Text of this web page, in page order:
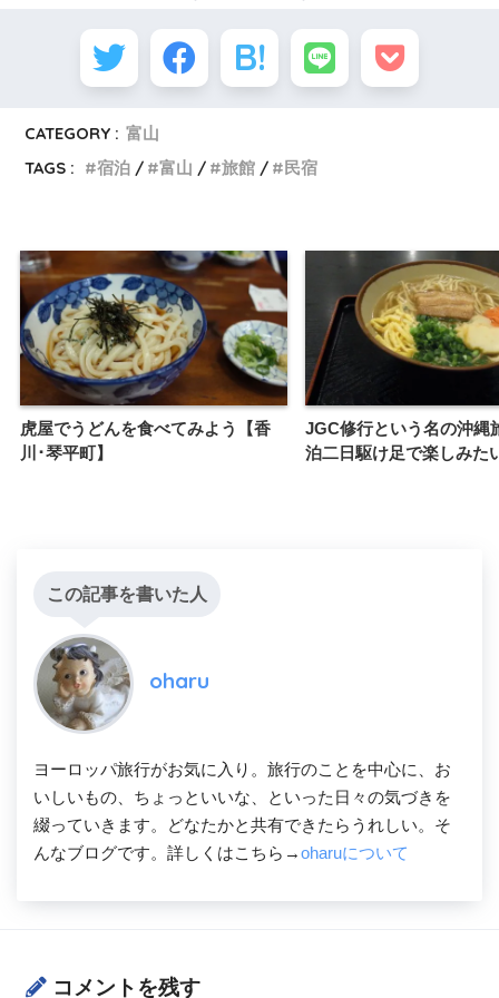
CATEGORY : 富山
TAGS :
宿泊 富山 旅館 民宿
虎屋でうどんを食べてみよう【香
川･琴平町】
JGC修行という名の沖縄
泊二日駆け足で楽しみた
この記事を書いた人
oharu
ヨーロッパ旅行がお気に入り。旅行のことを中心に、お
いしいもの、ちょっといいな、といった日々の気づきを
綴っていきます。どなたかと共有できたらうれしい。そ
んなブログです。詳しくはこちら→oharuについて
コメントを残す